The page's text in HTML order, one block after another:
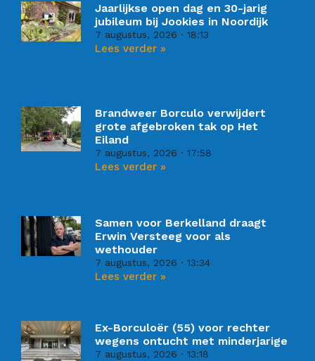
Jaarlijkse open dag en 30-jarig
jubileum bij Jookies in Noordijk
7 augustus, 2026 18:13
Lees verder »
Brandweer Borculo verwijdert
grote afgebroken tak op Het
Eiland
7 augustus, 2026 17:58
Lees verder »
Samen voor Berkelland draagt
Erwin Versteeg voor als
wethouder
7 augustus, 2026 13:34
Lees verder »
Ex-Borculoër (55) voor rechter
wegens ontucht met minderjarige
7 augustus, 2026 13:18